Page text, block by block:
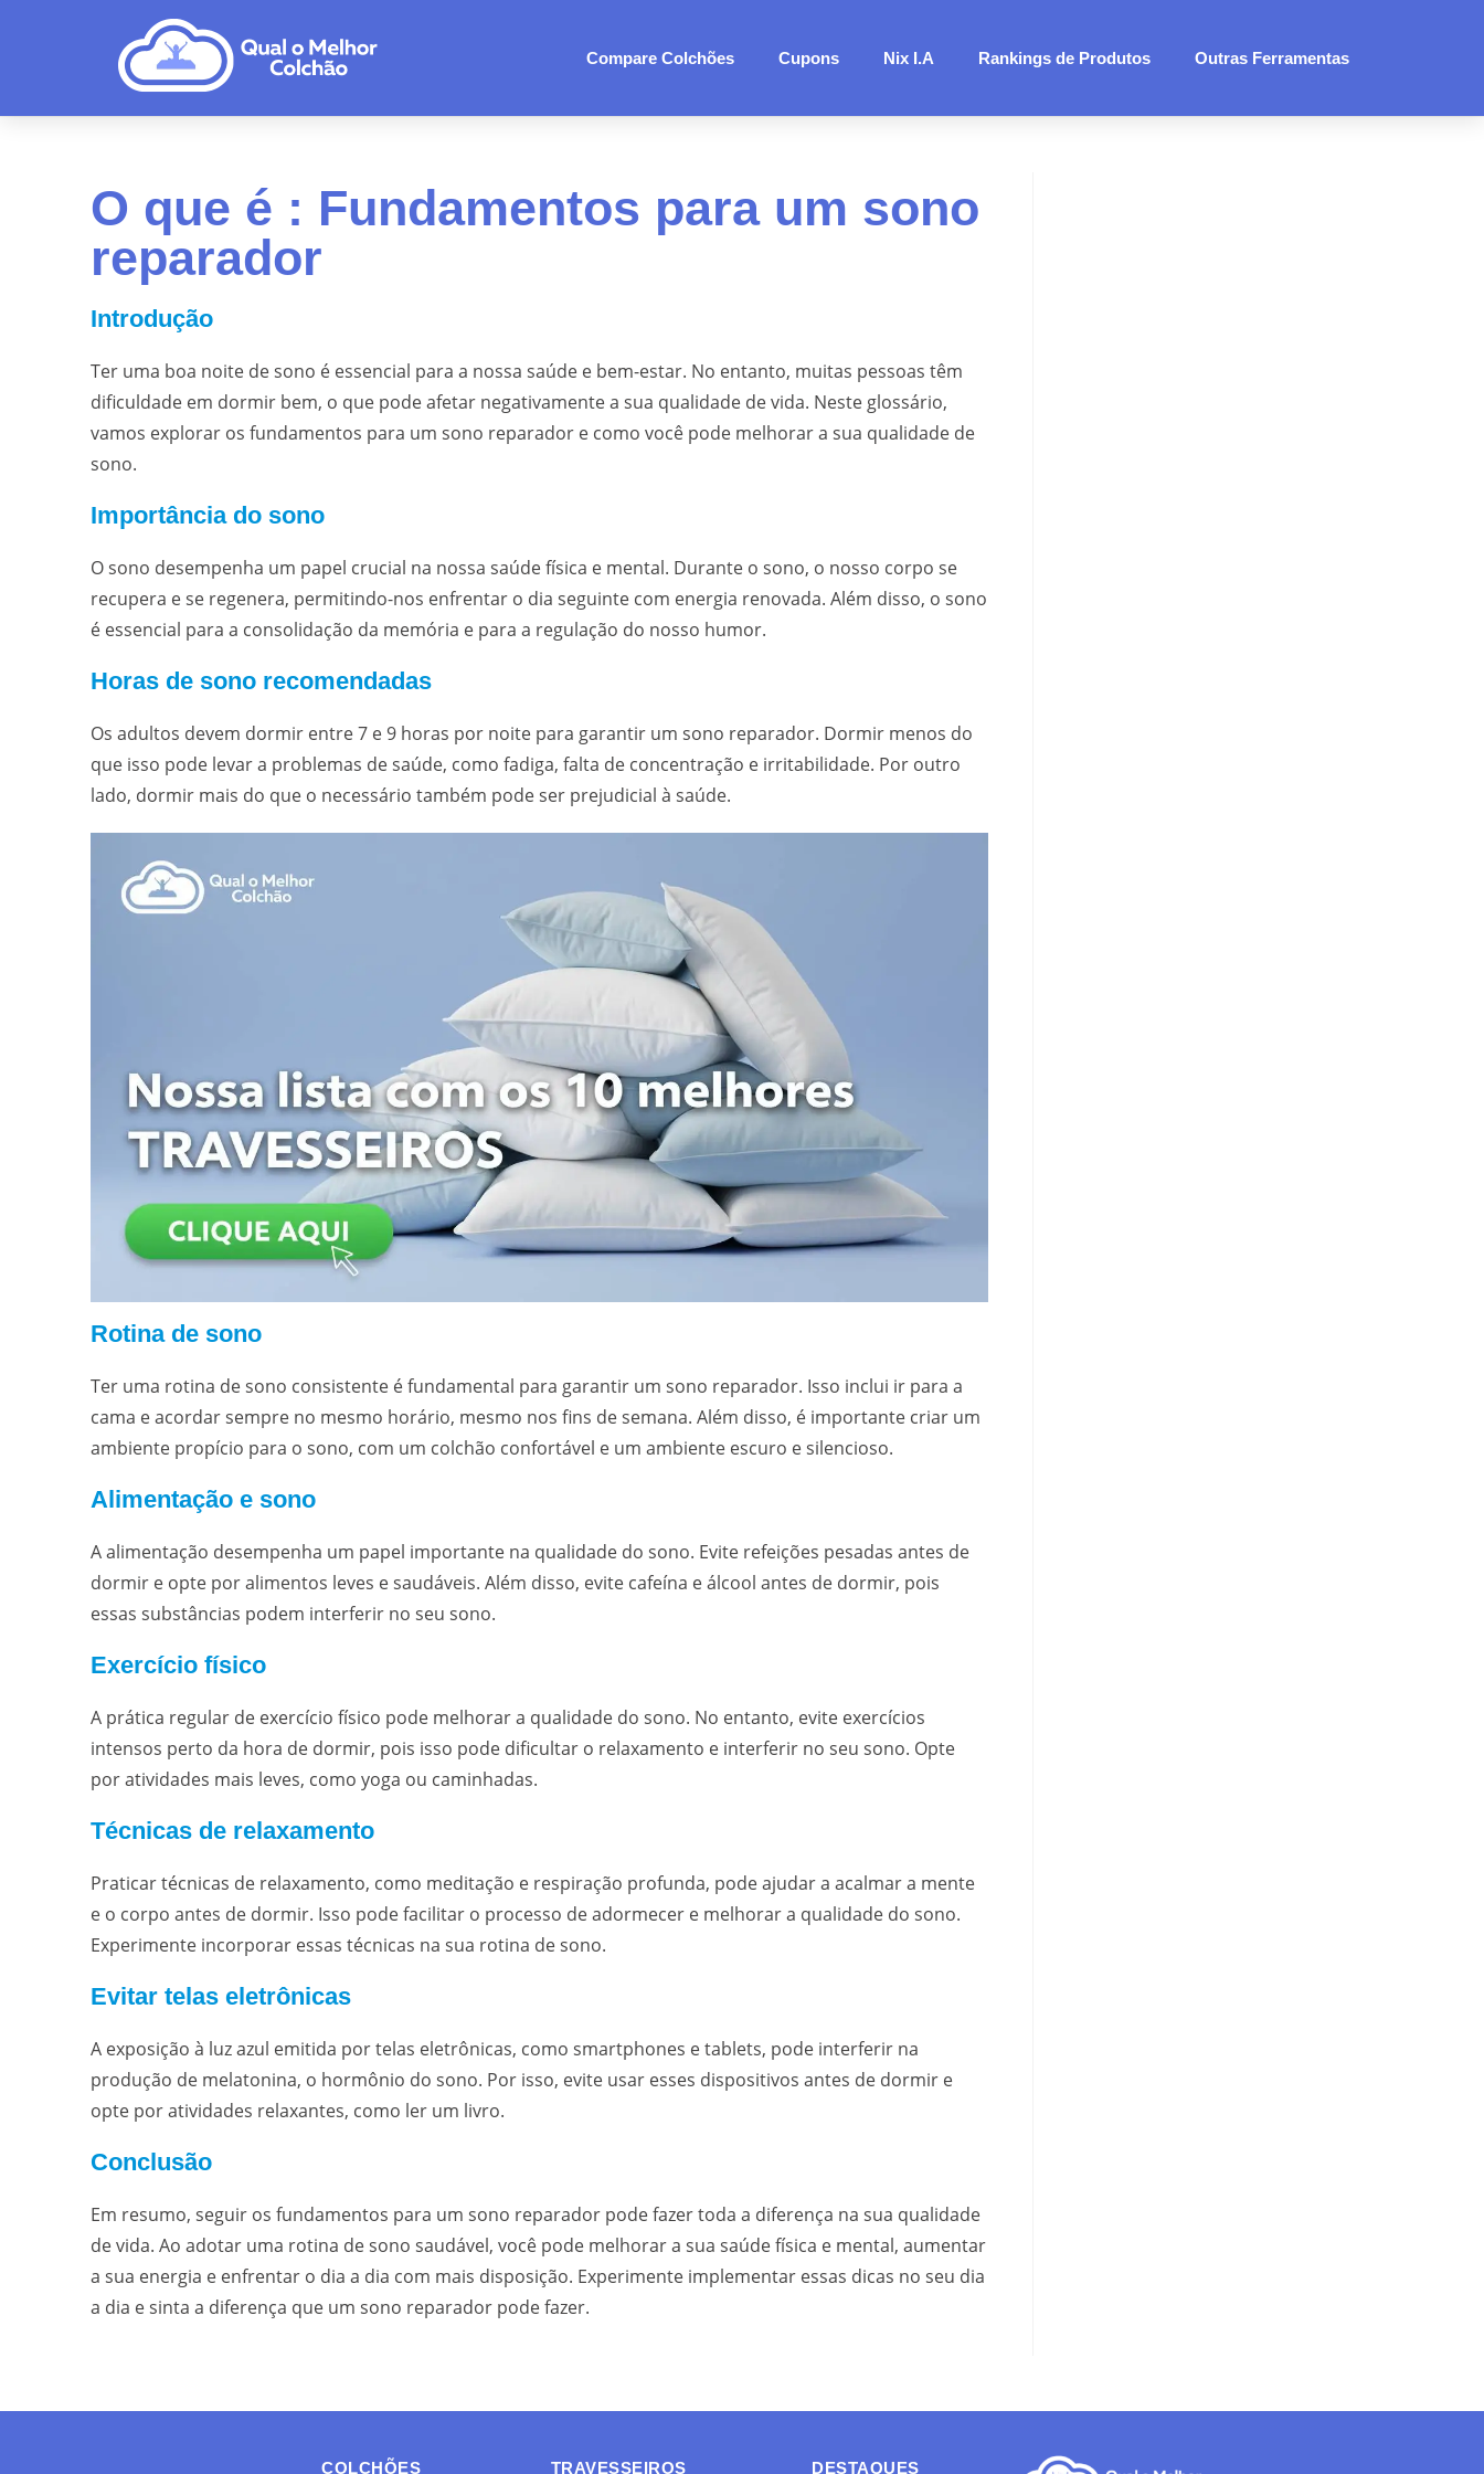
Compare Colchões Cupons Nix I.A Rankings de Produtos Outras Ferramentas
O que é : Fundamentos para um sono
reparador
Introdução
Ter uma boa noite de sono é essencial para a nossa saúde e bem-estar. No entanto, muitas pessoas têm
dificuldade em dormir bem, o que pode afetar negativamente a sua qualidade de vida. Neste glossário,
vamos explorar os fundamentos para um sono reparador e como você pode melhorar a sua qualidade de
sono.
Importância do sono
O sono desempenha um papel crucial na nossa saúde física e mental. Durante o sono, o nosso corpo se
recupera e se regenera, permitindo-nos enfrentar o dia seguinte com energia renovada. Além disso, o sono
é essencial para a consolidação da memória e para a regulação do nosso humor.
Horas de sono recomendadas
Os adultos devem dormir entre 7 e 9 horas por noite para garantir um sono reparador. Dormir menos do
que isso pode levar a problemas de saúde, como fadiga, falta de concentração e irritabilidade. Por outro
lado, dormir mais do que o necessário também pode ser prejudicial à saúde.
Rotina de sono
Ter uma rotina de sono consistente é fundamental para garantir um sono reparador. Isso inclui ir para a
cama e acordar sempre no mesmo horário, mesmo nos fins de semana. Além disso, é importante criar um
ambiente propício para o sono, com um colchão confortável e um ambiente escuro e silencioso.
Alimentação e sono
A alimentação desempenha um papel importante na qualidade do sono. Evite refeições pesadas antes de
dormir e opte por alimentos leves e saudáveis. Além disso, evite cafeína e álcool antes de dormir, pois
essas substâncias podem interferir no seu sono.
Exercício físico
A prática regular de exercício físico pode melhorar a qualidade do sono. No entanto, evite exercícios
intensos perto da hora de dormir, pois isso pode dificultar o relaxamento e interferir no seu sono. Opte
por atividades mais leves, como yoga ou caminhadas.
Técnicas de relaxamento
Praticar técnicas de relaxamento, como meditação e respiração profunda, pode ajudar a acalmar a mente
e o corpo antes de dormir. Isso pode facilitar o processo de adormecer e melhorar a qualidade do sono.
Experimente incorporar essas técnicas na sua rotina de sono.
Evitar telas eletrônicas
A exposição à luz azul emitida por telas eletrônicas, como smartphones e tablets, pode interferir na
produção de melatonina, o hormônio do sono. Por isso, evite usar esses dispositivos antes de dormir e
opte por atividades relaxantes, como ler um livro.
Conclusão
Em resumo, seguir os fundamentos para um sono reparador pode fazer toda a diferença na sua qualidade
de vida. Ao adotar uma rotina de sono saudável, você pode melhorar a sua saúde física e mental, aumentar
a sua energia e enfrentar o dia a dia com mais disposição. Experimente implementar essas dicas no seu dia
a dia e sinta a diferença que um sono reparador pode fazer.
COLCHÕES TRAVESSEIROS DESTAQUES